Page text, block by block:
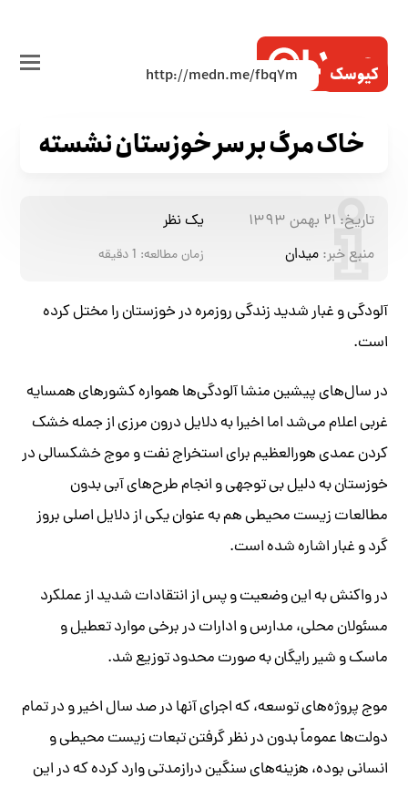
کیوسک
خاک مرگ بر سر خوزستان نشسته
تاریخ: ۲۱ بهمن ۱۳۹۳
یک نظر
منبع خبر: میدان زمان مطالعه: 1دقیقه
آلودگی و غبار شدید زندگی روزمره در خوزستان را مختل کرده
است.
در سال‌های پیشین منشا آلودگی‌ها همواره کشورهای همسایه
غربی اعلام می‌شد اما اخیرا به دلایل درون مرزی از جمله خشک
کردن عمدی هورالعظیم برای استخراج نفت و موج خشکسالی در
خوزستان به دلیل بی توجهی و انجام طرح‌های آبی بدون
مطالعات زیست محیطی هم به عنوان یکی از دلایل اصلی بروز
گرد و غبار اشاره شده است.
در واکنش به این وضعیت و پس از انتقادات شدید از عملکرد
مسئولان محلی، مدارس و ادارات در برخی موارد تعطیل و
ماسک و شیر رایگان به صورت محدود توزیع شد.
موج پروژه‌های توسعه، که اجرای آنها در صد سال اخیر و در تمام
دولت‌ها عموماً بدون در نظر گرفتن تبعات زیست محیطی و
انسانی بوده، هزینه‌های سنگین درازمدتی وارد کرده که در این